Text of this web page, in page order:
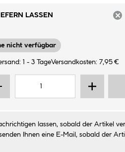
LASSEN
nicht verfügbar
1 - 3 TageVersandkosten: 7,95 €
lassen, sobald der Artikel
Ihnen eine E-Mail, sobald der